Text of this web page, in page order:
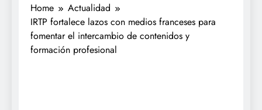
Home
Actualidad
IRTP fortalece lazos con medios franceses para
fomentar el intercambio de contenidos y
formación profesional